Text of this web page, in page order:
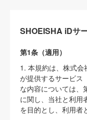
SHOEISHA iDサ
第1条（適用）
1. 本規約は、株式会
が提供するサービス
な内容については、
に関し、当社と利用
を目的とし、利用者